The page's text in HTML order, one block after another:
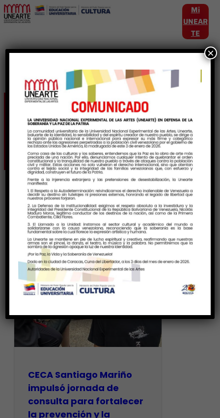
Mi
UNEAR
TE
Etiqueta:
TecnicosYTecnicas
CECA Santiago Mariño
impulsó jornada de
consulta para fortalecer
la prevención y la
×